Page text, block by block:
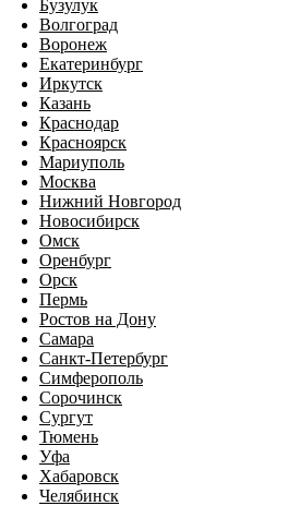
Бузулук
Волгоград
Воронеж
Екатеринбург
Иркутск
Казань
Краснодар
Красноярск
Мариуполь
Москва
Нижний Новгород
Новосибирск
Омск
Оренбург
Орск
Пермь
Ростов на Дону
Самара
Санкт-Петербург
Симферополь
Сорочинск
Сургут
Тюмень
Уфа
Хабаровск
Челябинск